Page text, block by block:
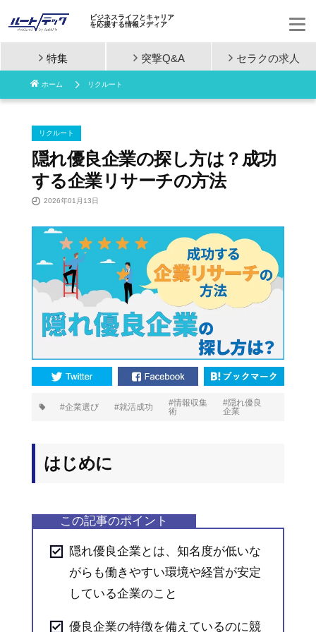
コ
ン
ビジネスライフとキャリア
を応援する情報メディア
特集 突撃Q&A セラクの求人
ホーム リクルート
リクルート
隠れ優良企業の探し方は？成功
する企業リサーチの方法
2026年01月13日
企業選び 就活成功
情報収集
術
隠れ優良
企業
はじめに
隠れ優良企業とは、知名度が低いな
がらも働きやすい環境や経営が安定
している企業のこと
優良企業の特徴を備えているのに競